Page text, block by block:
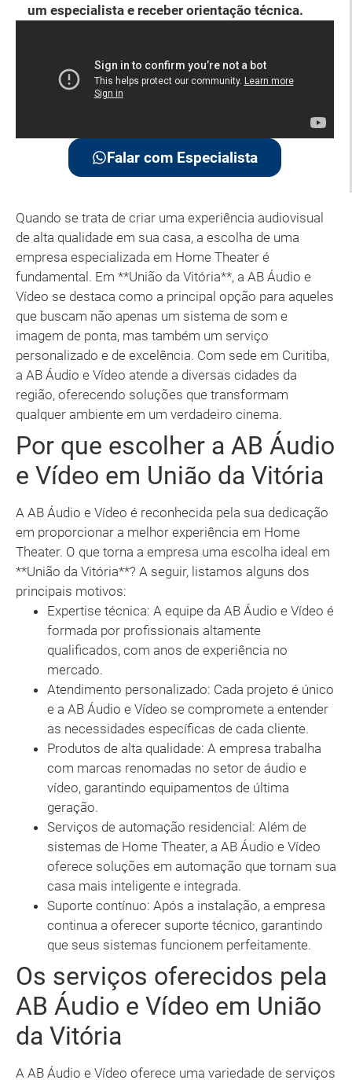
um especialista e receber orientação técnica.
Falar com Especialista
Quando se trata de criar uma experiência audiovisual
de alta qualidade em sua casa, a escolha de uma
empresa especializada em Home Theater é
fundamental. Em **União da Vitória**, a AB Áudio e
Vídeo se destaca como a principal opção para aqueles
que buscam não apenas um sistema de som e
imagem de ponta, mas também um serviço
personalizado e de excelência. Com sede em Curitiba,
a AB Áudio e Vídeo atende a diversas cidades da
região, oferecendo soluções que transformam
qualquer ambiente em um verdadeiro cinema.
Por que escolher a AB Áudio
e Vídeo em União da Vitória
A AB Áudio e Vídeo é reconhecida pela sua dedicação
em proporcionar a melhor experiência em Home
Theater. O que torna a empresa uma escolha ideal em
**União da Vitória**? A seguir, listamos alguns dos
principais motivos:
Expertise técnica: A equipe da AB Áudio e Vídeo é
formada por profissionais altamente
qualificados, com anos de experiência no
mercado.
Atendimento personalizado: Cada projeto é único
e a AB Áudio e Vídeo se compromete a entender
as necessidades específicas de cada cliente.
Produtos de alta qualidade: A empresa trabalha
com marcas renomadas no setor de áudio e
vídeo, garantindo equipamentos de última
geração.
Serviços de automação residencial: Além de
sistemas de Home Theater, a AB Áudio e Vídeo
oferece soluções em automação que tornam sua
casa mais inteligente e integrada.
Suporte contínuo: Após a instalação, a empresa
continua a oferecer suporte técnico, garantindo
que seus sistemas funcionem perfeitamente.
Os serviços oferecidos pela
AB Áudio e Vídeo em União
da Vitória
A AB Áudio e Vídeo oferece uma variedade de serviços